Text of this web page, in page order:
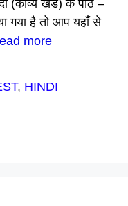
(काव्य खंड) के पाठ –
गया है तो आप यहाँ से
more
, HINDI